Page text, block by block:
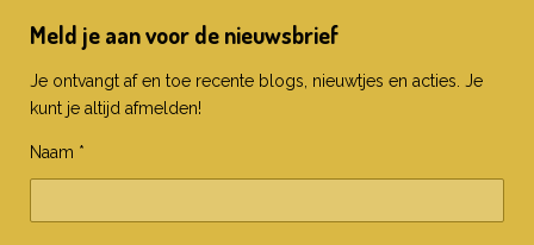
Meld je aan voor de nieuwsbrief
Je ontvangt af en toe recente blogs, nieuwtjes en acties. Je
kunt je altijd afmelden!
Naam *